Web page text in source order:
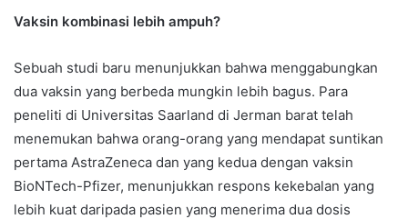
Vaksin kombinasi lebih ampuh?
Sebuah studi baru menunjukkan bahwa menggabungkan
dua vaksin yang berbeda mungkin lebih bagus. Para
peneliti di Universitas Saarland di Jerman barat telah
menemukan bahwa orang-orang yang mendapat suntikan
pertama AstraZeneca dan yang kedua dengan vaksin
BioNTech-Pfizer, menunjukkan respons kekebalan yang
lebih kuat daripada pasien yang menerima dua dosis